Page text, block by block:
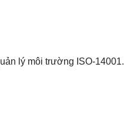
lý môi trường ISO-14001.